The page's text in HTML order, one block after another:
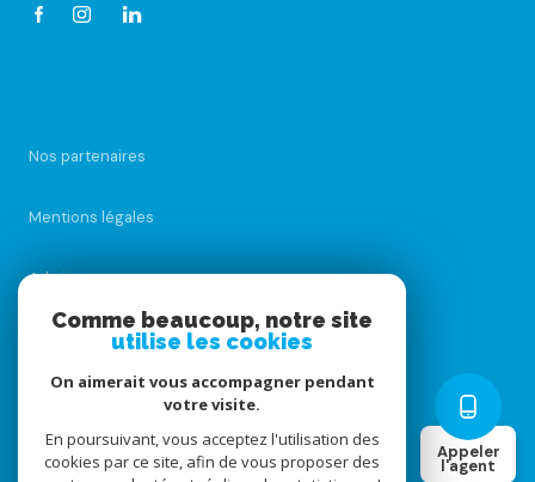
Appeler
l'agent
Nos partenaires
Mentions légales
Admin
Nos honoraires
Cookies
Comme beaucoup, notre site
utilise les cookies
On aimerait vous accompagner pendant
votre visite.
En poursuivant, vous acceptez l'utilisation des
cookies par ce site, afin de vous proposer des